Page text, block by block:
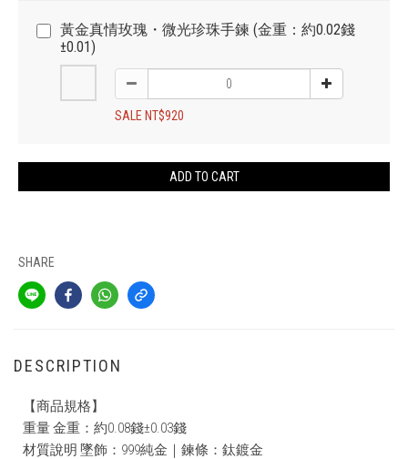
黃金真情玫瑰・微光珍珠手鍊 (金重：約0.02錢
±0.01)
SALE NT$920
ADD TO CART
SHARE
DESCRIPTION
【商品規格】
重量 金重：約0.08錢±0.03錢
材質說明 墜飾：999純金｜鍊條：鈦鍍金